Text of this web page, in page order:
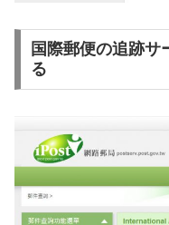
国際郵便の追跡サ
る